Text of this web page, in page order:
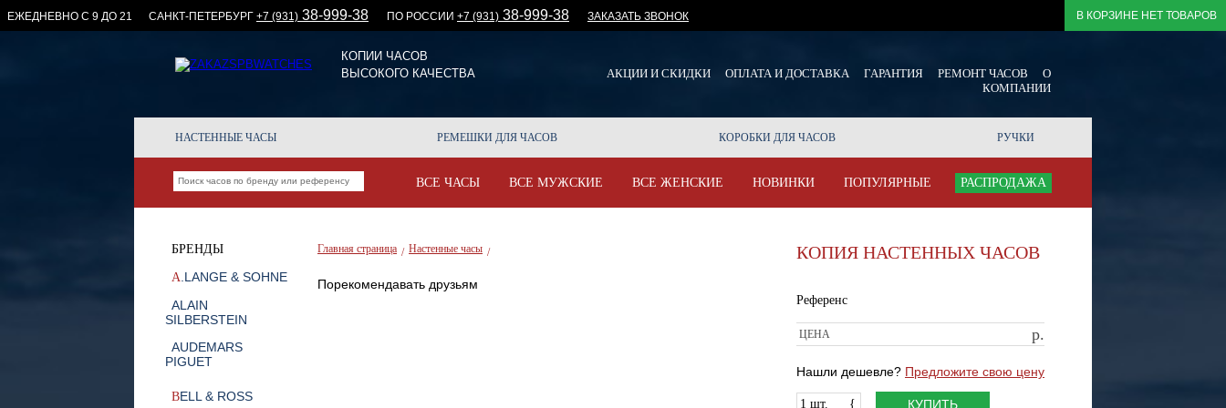
ЕЖЕДНЕВНО С 9 ДО 21 CАНКТ-ПЕТЕРБУРГ +7 (931) 38-999-38 ПО РОССИИ +7 (931) 38-999-38 ЗАКАЗАТЬ ЗВОНОК В КОРЗИНЕ НЕТ ТОВАРОВ
КОПИИ ЧАСОВ
ВЫСОКОГО КАЧЕСТВА
АКЦИИ И СКИДКИ ОПЛАТА И ДОСТАВКА ГАРАНТИЯ РЕМОНТ ЧАСОВ
О
КОМПАНИИ
НАСТЕННЫЕ ЧАСЫ РЕМЕШКИ ДЛЯ ЧАСОВ КОРОБКИ ДЛЯ ЧАСОВ РУЧКИ
ВСЕ ЧАСЫ ВСЕ МУЖСКИЕ ВСЕ ЖЕНСКИЕ НОВИНКИ ПОПУЛЯРНЫЕ РАСПРОДАЖА
БРЕНДЫ
A .LANGE & SOHNE
ALAIN
SILBERSTEIN
AUDEMARS
PIGUET
BELL & ROSS
Главная страница / Настенные часы /
Порекомендавать друзьям
КОПИЯ НАСТЕННЫХ ЧАСОВ
Референс
ЦЕНА р.
Нашли дешевле? Предложите свою цену
{
1 шт. КУПИТЬ